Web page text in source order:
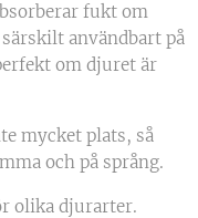
fukt om
användbart på
om djuret är
mycket plats, så
och på språng.
olika djurarter.